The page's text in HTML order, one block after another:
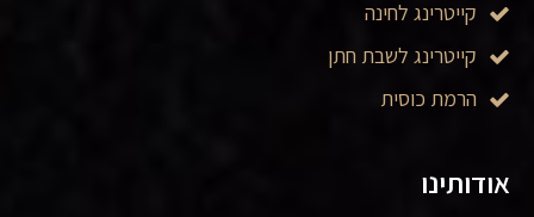
אודותינו
קייטרינג לחינה
קייטרינג לשבת חתן
הרמת כוסית